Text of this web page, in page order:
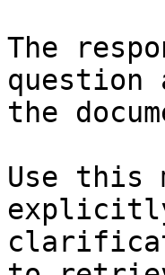
The
question
the
Use this